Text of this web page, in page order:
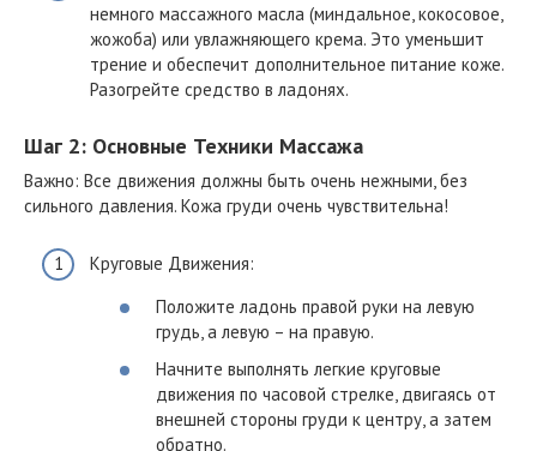
немного массажного масла (миндальное, кокосовое,
жожоба) или увлажняющего крема. Это уменьшит
трение и обеспечит дополнительное питание коже.
Разогрейте средство в ладонях.
Шаг 2: Основные Техники Массажа
Важно: Все движения должны быть очень нежными, без
сильного давления. Кожа груди очень чувствительна!
Круговые Движения:
Положите ладонь правой руки на левую
грудь, а левую – на правую.
Начните выполнять легкие круговые
движения по часовой стрелке, двигаясь от
внешней стороны груди к центру, а затем
обратно.